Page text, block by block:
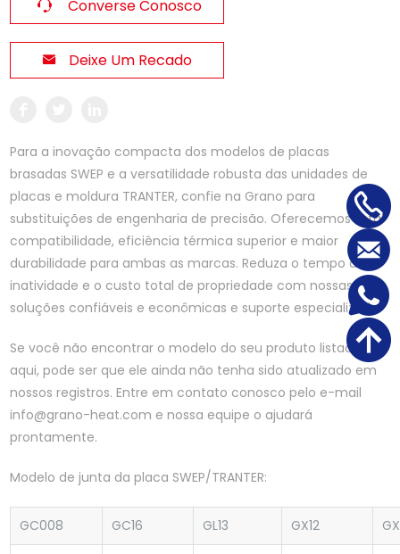
Converse Conosco
Deixe Um Recado
Para a inovação compacta dos modelos de placas
brasadas SWEP e a versatilidade robusta das unidades de
placas e moldura TRANTER, confie na Grano para
substituições de engenharia de precisão. Oferecemos total
compatibilidade, eficiência térmica superior e maior
durabilidade para ambas as marcas. Reduza o tempo de
inatividade e o custo total de propriedade com nossas
soluções confiáveis ​​e econômicas e suporte especializado.
Se você não encontrar o modelo do seu produto listado
aqui, pode ser que ele ainda não tenha sido atualizado em
nossos registros. Entre em contato conosco pelo e-mail
info@grano-heat.com e nossa equipe o ajudará
prontamente.
Modelo de junta da placa SWEP/TRANTER:
GC008 GC16 GL13 GX12